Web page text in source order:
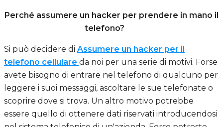
Perché assumere un hacker per prendere in mano il
telefono?
Si può decidere di Assumere un hacker per il
telefono cellulare da noi per una serie di motivi. Forse
avete bisogno di entrare nel telefono di qualcuno per
leggere i suoi messaggi, ascoltare le sue telefonate o
scoprire dove si trova. Un altro motivo potrebbe
essere quello di ottenere dati riservati introducendosi